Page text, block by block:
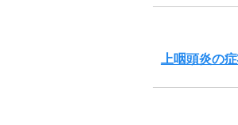
上咽頭炎の